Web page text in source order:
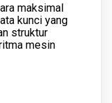
maksimal
kunci yang
struktur
mesin